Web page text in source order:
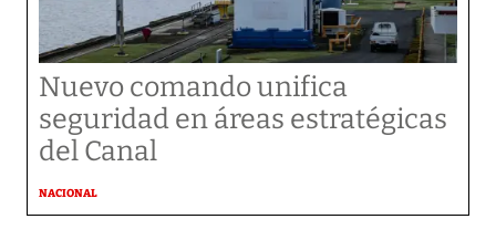
Nuevo comando unifica
seguridad en áreas estratégicas
del Canal
NACIONAL